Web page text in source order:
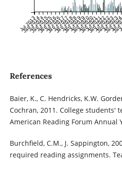
Jul 2013
Jan 2014
Jul 2014
Jan 2015
Jul 2015
Jan 2016
Jul 2016
Jan 2017
Jul 2017
Jan 2018
Jul 2018
Jan 2019
Jul 2019
Jan 2020
Jul 2020
Jan 2021
Jul 2021
Jan 2022
Jul 2022
Jan 2023
Jul 2023
JanJul
References
Baier, K., C. Hendricks, K.W.
Cochran, 2011. College students'
American Reading Forum Annual
Burchfield, C.M., J. Sappington,
required reading assignments.